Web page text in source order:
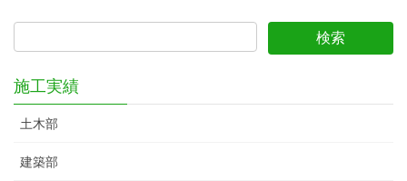
施工実績
土木部
建築部